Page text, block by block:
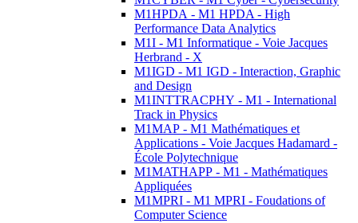
M1HPDA - M1 HPDA - High
Performance Data Analytics
M1I - M1 Informatique - Voie Jacques
Herbrand - X
M1IGD - M1 IGD - Interaction, Graphic
and Design
M1INTTRACPHY - M1 - International
Track in Physics
M1MAP - M1 Mathématiques et
Applications - Voie Jacques Hadamard -
École Polytechnique
M1MATHAPP - M1 - Mathématiques
Appliquées
M1MPRI - M1 MPRI - Foudations of
Computer Science